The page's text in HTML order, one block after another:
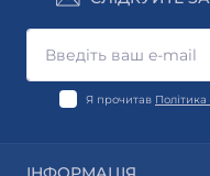
Я прочитав